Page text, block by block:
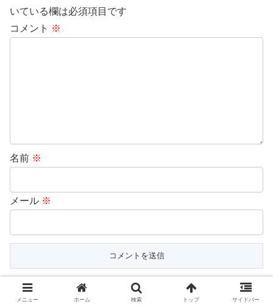
いている欄は必須項目です
コメント ※
名前 ※
メール ※
メニュー ホーム 検索 トップ サイドバー